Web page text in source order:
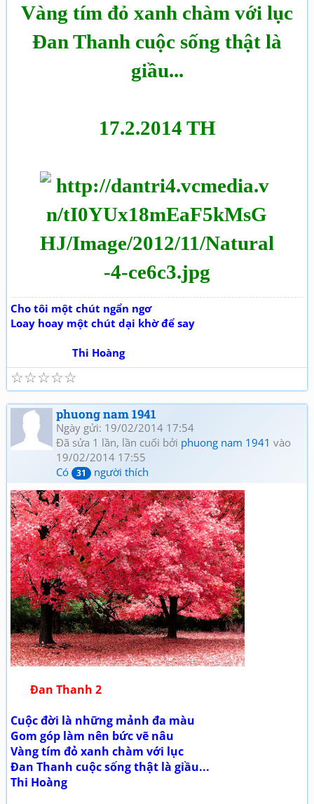
Vàng tím đỏ xanh chàm với lục
Đan Thanh cuộc sống thật là
giầu...
17.2.2014 TH
Cho tôi một chút ngẩn ngơ
Loay hoay một chút dại khờ để say
Thi Hoàng
☆
☆
☆
☆
☆
phuong nam 1941
Ngày gửi: 19/02/2014 17:54
Đã sửa 1 lần, lần cuối bởi phuong nam 1941 vào
19/02/2014 17:55
Có
31 người thích
Đan Thanh 2
Cuộc đời là những mảnh đa màu
Gom góp làm nên bức vẽ nâu
Vàng tím đỏ xanh chàm với lục
Đan Thanh cuộc sống thật là giầu...
Thi Hoàng